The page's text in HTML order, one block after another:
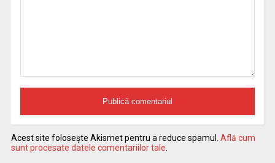
Acest site folosește Akismet pentru a reduce spamul. Află cum
sunt procesate datele comentariilor tale